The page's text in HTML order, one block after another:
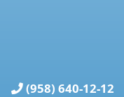
(958) 640-12-12